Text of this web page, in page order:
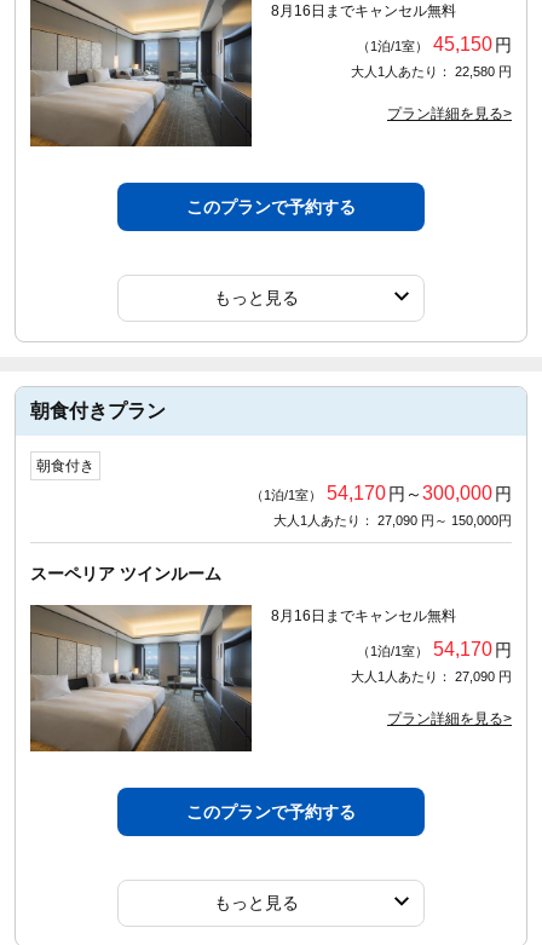
8月16日までキャンセル無料
（1泊/1室） 45,150円
大人1人あたり： 22,580 円
プラン詳細を見る>
このプランで予約する
もっと見る
朝食付きプラン
朝食付き
（1泊/1室） 54,170円～300,000円
大人1人あたり： 27,090 円～ 150,000円
スーペリア ツインルーム
8月16日までキャンセル無料
（1泊/1室） 54,170円
大人1人あたり： 27,090 円
プラン詳細を見る>
このプランで予約する
もっと見る